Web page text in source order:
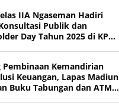
IIA Ngaseman Hadiri
Publik dan
Day Tahun 2025 di KPPN
Pembinaan Kemandirian
Keuangan, Lapas Madiun
Buku Tabungan dan ATM